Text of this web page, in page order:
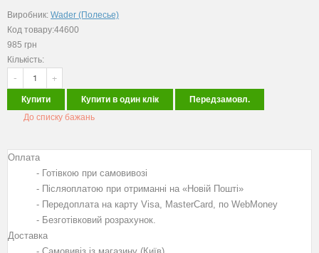
Виробник: Wader (Полесье)
Код товару:44600
985 грн
Кількість:
-
+
Купити Купити в один клік
Передзамовл.
До списку бажань
Оплата
- Готівкою при самовивозі
- Післяоплатою при отриманні на «Новій Пошті»
- Передоплата на карту Visa, MasterCard, по WebMoney
- Безготівковий розрахунок.
Доставка